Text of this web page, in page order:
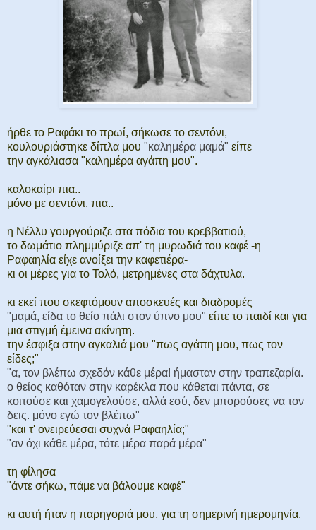
ήρθε το Ραφάκι το πρωί, σήκωσε το σεντόνι,
κουλουριάστηκε δίπλα μου "καλημέρα μαμά" είπε
την αγκάλιασα "καλημέρα αγάπη μου".
καλοκαίρι πια..
μόνο με σεντόνι. πια..
η Νέλλυ γουργούριζε στα πόδια του κρεββατιού,
το δωμάτιο πλημμύριζε απ' τη μυρωδιά του καφέ -η
Ραφαηλία είχε ανοίξει την καφετιέρα-
κι οι μέρες για το Τολό, μετρημένες στα δάχτυλα.
κι εκεί που σκεφτόμουν αποσκευές και διαδρομές
"μαμά, είδα το θείο πάλι στον ύπνο μου" είπε το παιδί και για
μια στιγμή έμεινα ακίνητη.
την έσφιξα στην αγκαλιά μου "πως αγάπη μου, πως τον
είδες;"
"α, τον βλέπω σχεδόν κάθε μέρα! ήμασταν στην τραπεζαρία.
ο θείος καθόταν στην καρέκλα που κάθεται πάντα, σε
κοιτούσε και χαμογελούσε, αλλά εσύ, δεν μπορούσες να τον
δεις. μόνο εγώ τον βλέπω"
"και τ' ονειρεύεσαι συχνά Ραφαηλία;"
"αν όχι κάθε μέρα, τότε μέρα παρά μέρα"
τη φίλησα
"άντε σήκω, πάμε να βάλουμε καφέ"
κι αυτή ήταν η παρηγοριά μου, για τη σημερινή ημερομηνία.